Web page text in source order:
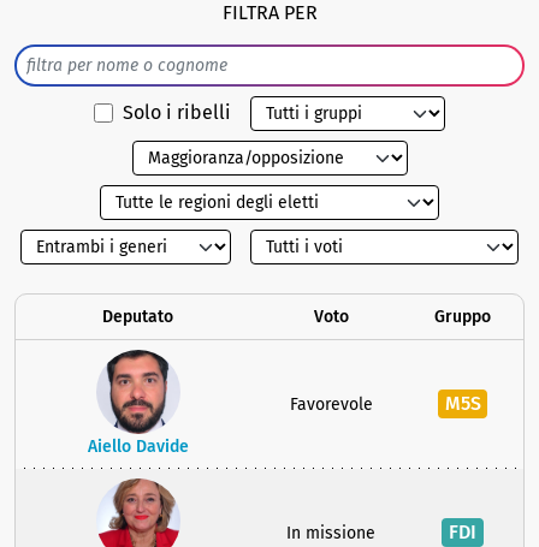
FILTRA PER
Solo i ribelli
Deputato Voto Gruppo
Aiello Davide
Favorevole M5S
In missione FDI